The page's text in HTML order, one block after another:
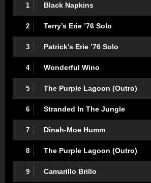
1 Black Napkins
2 Terry’s Erie ’76 Solo
3 Patrick’s Erie ’76 Solo
4 Wonderful Wino
5 The Purple Lagoon (Outro)
6 Stranded In The Jungle
7 Dinah-Moe Humm
8 The Purple Lagoon (Outro)
9 Camarillo Brillo